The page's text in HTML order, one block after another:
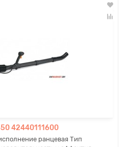
42440111600
ранцевая Тип